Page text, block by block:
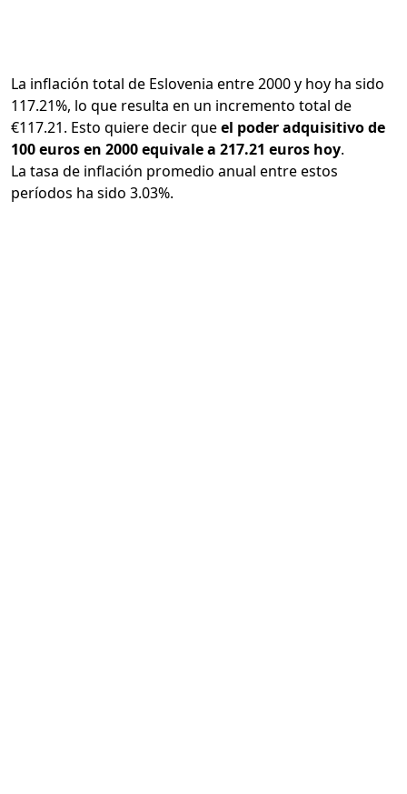
La inflación total de Eslovenia entre 2000 y hoy ha sido
117.21%, lo que resulta en un incremento total de
€117.21. Esto quiere decir queel poder adquisitivo de
100 euros en 2000 equivale a 217.21 euros hoy.
La tasa de inflación promedio anual entre estos
períodos ha sido 3.03%.